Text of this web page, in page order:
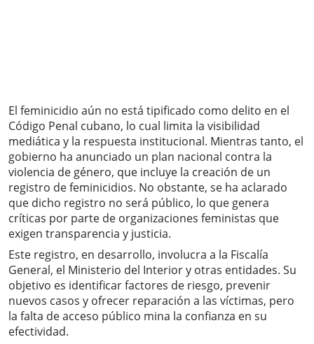
El feminicidio aún no está tipificado como delito en el
Código Penal cubano, lo cual limita la visibilidad
mediática y la respuesta institucional. Mientras tanto, el
gobierno ha anunciado un plan nacional contra la
violencia de género, que incluye la creación de un
registro de feminicidios. No obstante, se ha aclarado
que dicho registro no será público, lo que genera
críticas por parte de organizaciones feministas que
exigen transparencia y justicia.
Este registro, en desarrollo, involucra a la Fiscalía
General, el Ministerio del Interior y otras entidades. Su
objetivo es identificar factores de riesgo, prevenir
nuevos casos y ofrecer reparación a las víctimas, pero
la falta de acceso público mina la confianza en su
efectividad.